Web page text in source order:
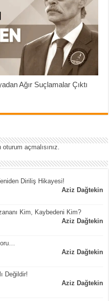
Ağır Suçlamalar Çıktı
oturum açmalısınız.
Diriliş Hikayesi!
Aziz Dağtekin
Kim, Kaybedeni Kim?
Aziz Dağtekin
Aziz Dağtekin
Değildir!
Aziz Dağtekin